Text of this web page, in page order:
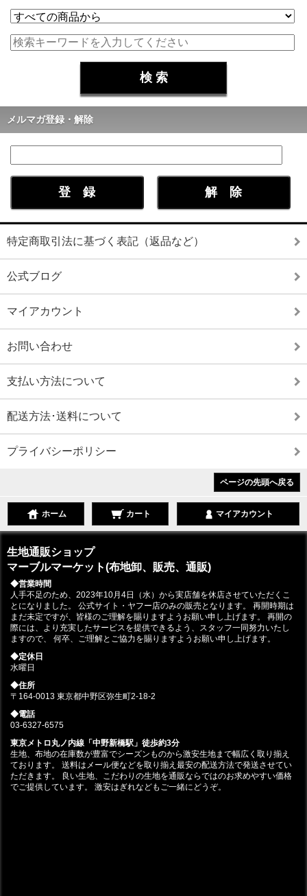
メルマガ登録・解除
特定商取引法に基づく表記（返品など）
公式ブログ
マイアカウント
お問い合わせ
支払い方法について
配送方法･送料について
プライバシーポリシー
ページの先頭へ戻る
ホーム カート マイアカウント
生地通販ショップ
マーブルマーケット(布地卸、販売、通販)
◆営業時間
人手不足のため、2023年10月4日（水）から実店舗を休店させていただくこ
とになりました。 公式サイト・ヤフー店のみの販売となります。 再開時期は
まだ未定ですが、皆様のご理解を賜りますようお願い申し上げます。 再開の
際には、より充実したサービスを提供できるよう、スタッフ一同努力いたし
ますので、 何卒、ご理解とご協力を賜りますようお願い申し上げます。
◆定休日
水曜日
◆住所
〒164-0013 東京都中野区弥生町2-18-2
◆電話
03-6327-6575
東京メトロ丸ノ内線「中野新橋駅」徒歩約3分
生地、布地の在庫数が豊富でシーズンものから激安生地まで幅広く取り揃え
ております。 送料はメール便などを取り揃え最安の配送方法で発送させてい
ただきます。 良い生地、こだわりの生地を通販ならではのお求めやすい価格
でご提供しています。 激安はぎれなどもご一緒にどうぞ。